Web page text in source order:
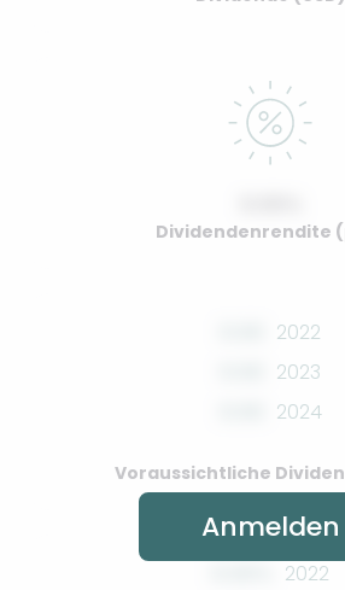
Dividendenrendite
2022
2023
2024
Voraussichtliche
2022
Anmelden